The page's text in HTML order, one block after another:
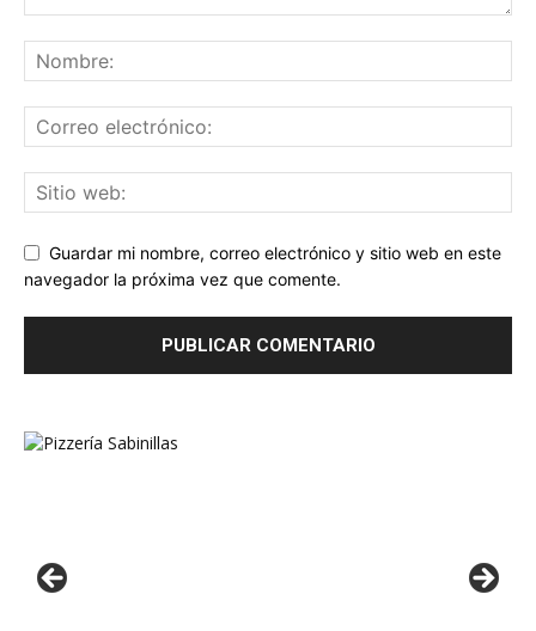
Guardar mi nombre, correo electrónico y sitio web en este
navegador la próxima vez que comente.